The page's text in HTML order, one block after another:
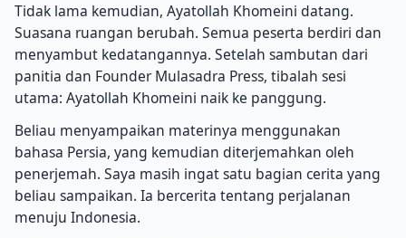
Tidak lama kemudian, Ayatollah Khomeini datang.
Suasana ruangan berubah. Semua peserta berdiri dan
menyambut kedatangannya. Setelah sambutan dari
panitia dan Founder Mulasadra Press, tibalah sesi
utama: Ayatollah Khomeini naik ke panggung.
Beliau menyampaikan materinya menggunakan
bahasa Persia, yang kemudian diterjemahkan oleh
penerjemah. Saya masih ingat satu bagian cerita yang
beliau sampaikan. Ia bercerita tentang perjalanan
menuju Indonesia.